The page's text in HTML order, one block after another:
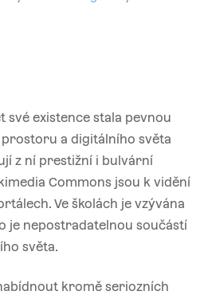
své existence stala pevnou
a digitálního světa
z ní prestižní i bulvární
Commons jsou k vidění
Ve školách je vzývána
je nepostradatelnou součástí
světa.
kromě seriozních